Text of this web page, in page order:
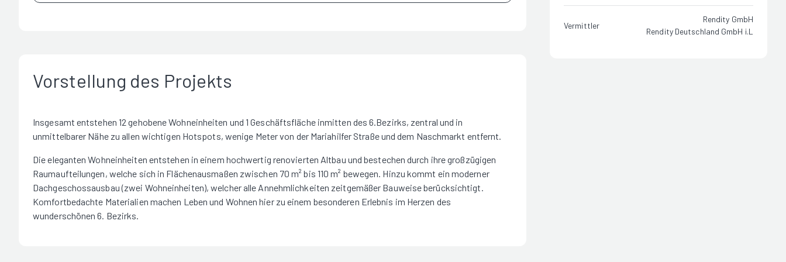
Vorstellung des Projekts
Insgesamt entstehen 12 gehobene Wohneinheiten und 1 Geschäftsfläche inmitten des 6.Bezirks, zentral und in
unmittelbarer Nähe zu allen wichtigen Hotspots, wenige Meter von der Mariahilfer Straße und dem Naschmarkt entfernt.
Die eleganten Wohneinheiten entstehen in einem hochwertig renovierten Altbau und bestechen durch ihre großzügigen
Raumaufteilungen, welche sich in Flächenausmaßen zwischen 70 m² bis 110 m² bewegen. Hinzu kommt ein moderner
Dachgeschossausbau (zwei Wohneinheiten), welcher alle Annehmlichkeiten zeitgemäßer Bauweise berücksichtigt.
Komfortbedachte Materialien machen Leben und Wohnen hier zu einem besonderen Erlebnis im Herzen des
wunderschönen 6. Bezirks.
Vermittler
Rendity GmbH
Rendity Deutschland GmbH i.L